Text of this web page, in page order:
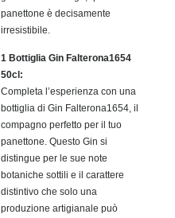
panettone è decisamente
irresistibile.
1 Bottiglia Gin Falterona1654
50cl:
Completa l’esperienza con una
bottiglia di Gin Falterona1654, il
compagno perfetto per il tuo
panettone. Questo Gin si
distingue per le sue note
botaniche sottili e il carattere
distintivo che solo una
produzione artigianale può